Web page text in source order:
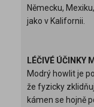
Německu,
jako v Kalifornii.
LÉČIVÉ ÚČINKY
Modrý howlit je
že fyzicky
kámen se hojně